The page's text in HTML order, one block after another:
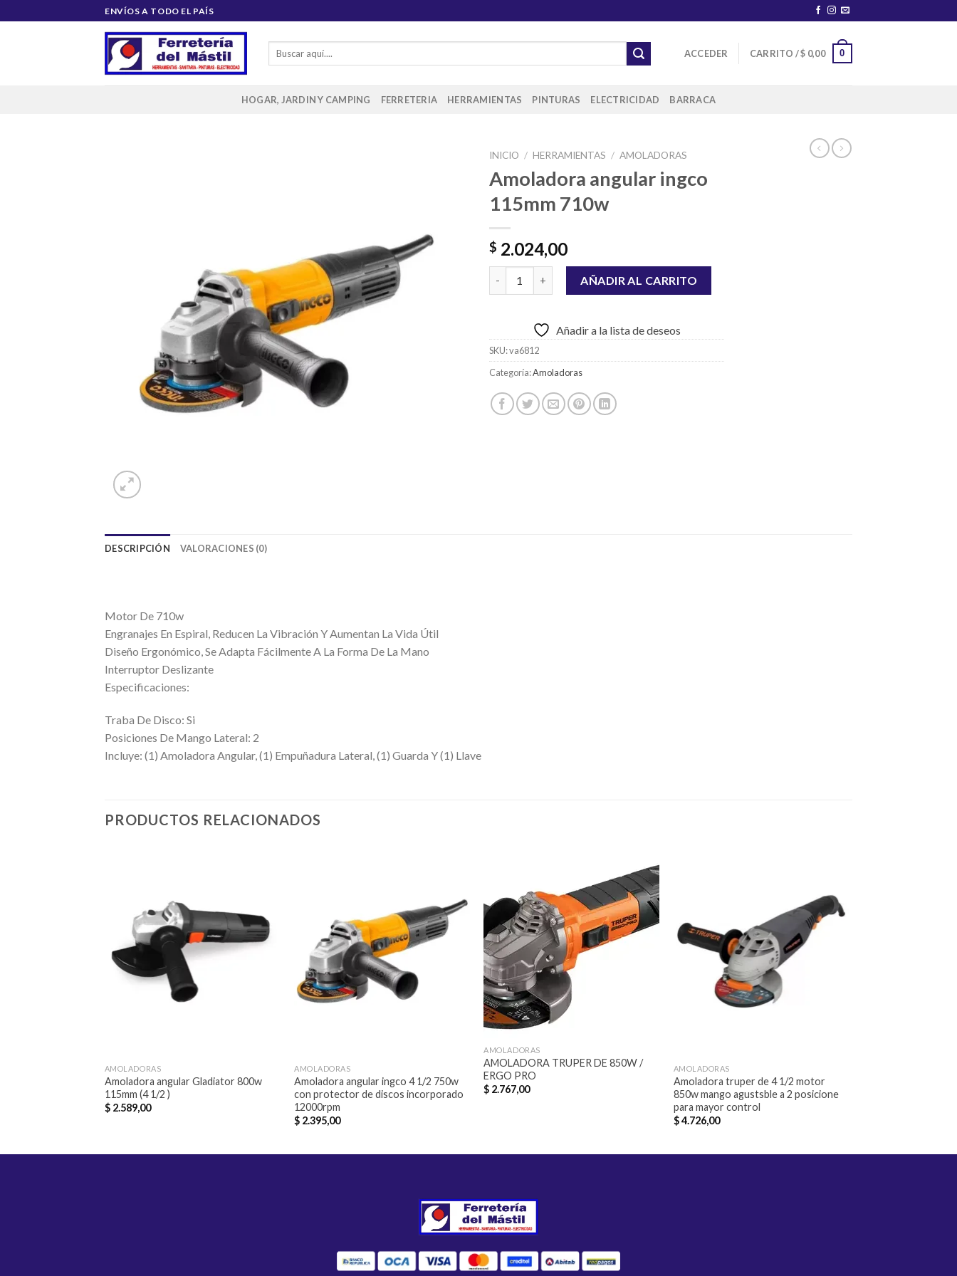
al
ENVÍOS A TODO EL PAÍS
Buscar
ACCEDER CARRITO /$ 0,00 0
HOGAR, JARDIN Y CAMPING FERRETERIA HERRAMIENTAS PINTURAS ELECTRICIDAD BARRACA
lista de
INICIO / HERRAMIENTAS / AMOLADORAS
Amoladora angular ingco
115mm 710w
$ 2.024,00
Amoladora angular ingco 115mm 710w cantidad
AÑADIR AL CARRITO
Añadir a la lista de deseos
SKU:va6812
Categoría:Amoladoras
DESCRIPCIÓN VALORACIONES (0)
Motor De 710w
Engranajes En Espiral, Reducen La Vibración Y Aumentan La Vida Útil
Diseño Ergonómico, Se Adapta Fácilmente A La Forma De La Mano
Interruptor Deslizante
Especificaciones:
Traba De Disco: Si
Posiciones De Mango Lateral: 2
Incluye: (1) Amoladora Angular, (1) Empuñadura Lateral, (1) Guarda Y (1) Llave
PRODUCTOS RELACIONADOS
lista de
deseos
AMOLADORAS
Amoladora angular Gladiator 800w
115mm (4 1/2 )
$2.589,00
Añadir
a la
lista de
deseos
AMOLADORAS
Amoladora angular ingco 4 1/2 750w
con protector de discos incorporado
12000rpm
$ 2.395,00
Añadir
a la
lista de
deseos
AMOLADORAS
AMOLADORA TRUPER DE 850W /
ERGO PRO
$ 2.767,00
Añadir
a la
lista de
AMOLADORAS
Amoladora truper de 4 1/2 motor
850w mango agustsble a 2 posicione
para mayor control
$4.726,00